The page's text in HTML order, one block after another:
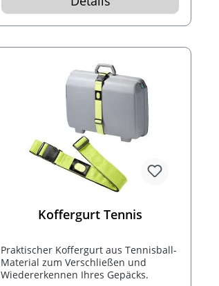
Koffergurt Tennis
Praktischer Koffergurt aus Tennisball-
Material zum Verschließen und
Wiedererkennen Ihres Gepäcks.